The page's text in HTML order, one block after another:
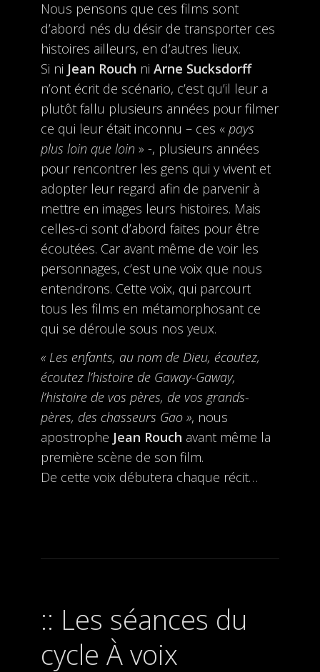
Nous pensons que ces films sont
d’abord nés du désir de transporter ces
histoires ailleurs, en d’autres lieux.
Si ni Jean Rouch ni Arne Sucksdorff
n’ont écrit de scénario, c’est qu’il leur a
plutôt fallu plusieurs années pour filmer
ce qui leur était inconnu – ces « pays
plus loin que loin » -, plusieurs années
pour rencontrer les gens qui y vivent et
adopter leur regard afin de parvenir à
mettre en images leurs histoires. Mais
celles-ci sont d’abord faites pour être
écoutées. Car avant même de voir les
personnages, c’est une voix que nous
entendrons. Cette voix, qui parcourt
tous les films en métamorphosant ce
qui se déroule sous nos yeux.
« Les enfants, au nom de Dieu, écoutez,
écoutez l’histoire de Gaway-Gaway,
l’histoire de vos pères, de vos grands-
pères, des chasseurs Gao », nous
apostrophe Jean Rouch avant même la
première scène de son film.
De cette voix débutera chaque récit…
Les séances du
cycle À voix